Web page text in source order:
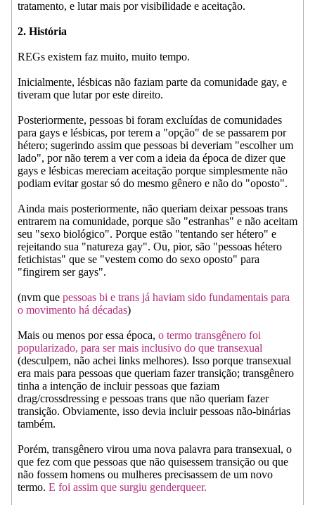
tratamento, e lutar mais por visibilidade e aceitação.
2. História
REGs existem faz muito, muito tempo.
Inicialmente, lésbicas não faziam parte da comunidade gay, e
tiveram que lutar por este direito.
Posteriormente, pessoas bi foram excluídas de comunidades
para gays e lésbicas, por terem a "opção" de se passarem por
hétero; sugerindo assim que pessoas bi deveriam "escolher um
lado", por não terem a ver com a ideia da época de dizer que
gays e lésbicas mereciam aceitação porque simplesmente não
podiam evitar gostar só do mesmo gênero e não do "oposto".
Ainda mais posteriormente, não queriam deixar pessoas trans
entrarem na comunidade, porque são "estranhas" e não aceitam
seu "sexo biológico". Porque estão "tentando ser hétero" e
rejeitando sua "natureza gay". Ou, pior, são "pessoas hétero
fetichistas" que se "vestem como do sexo oposto" para
"fingirem ser gays".
(nvm que pessoas bi e trans já haviam sido fundamentais para
o movimento há décadas)
Mais ou menos por essa época, o termo transgênero foi
popularizado, para ser mais inclusivo do que transexual
(desculpem, não achei links melhores). Isso porque transexual
era mais para pessoas que queriam fazer transição; transgênero
tinha a intenção de incluir pessoas que faziam
drag/crossdressing e pessoas trans que não queriam fazer
transição. Obviamente, isso devia incluir pessoas não-binárias
também.
Porém, transgênero virou uma nova palavra para transexual, o
que fez com que pessoas que não quisessem transição ou que
não fossem homens ou mulheres precisassem de um novo
termo. E foi assim que surgiu genderqueer.